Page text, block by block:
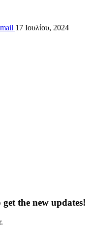
17 Ιουλίου, 2024
the new updates!